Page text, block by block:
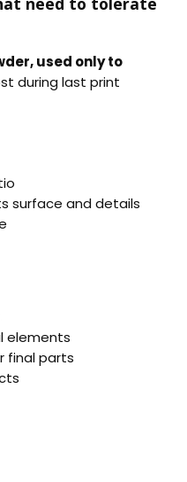
used only to
during last print
surface and details
elements
final parts